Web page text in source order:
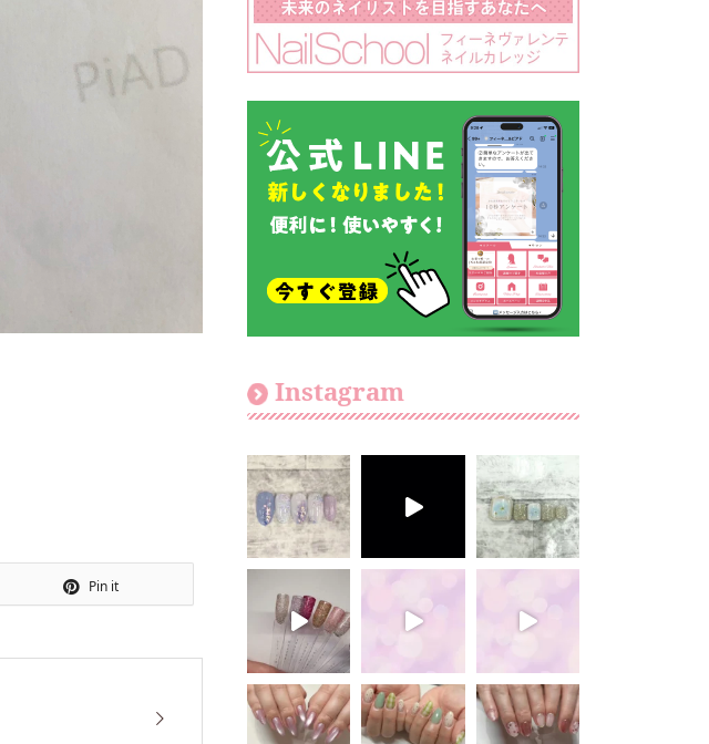
Pin it
Instagram